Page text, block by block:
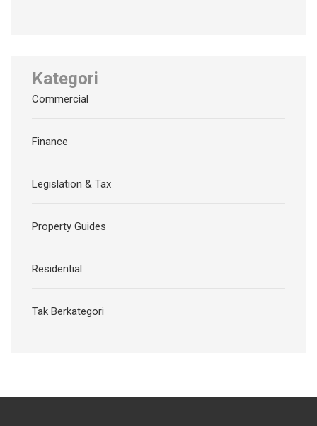
Kategori
Commercial
Finance
Legislation & Tax
Property Guides
Residential
Tak Berkategori